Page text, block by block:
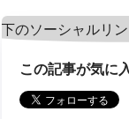
この記事が気に